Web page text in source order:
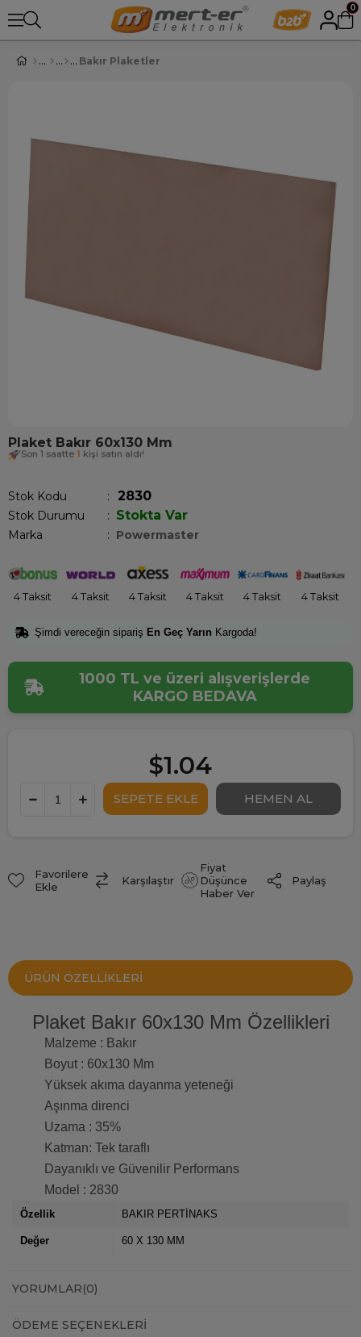
0
Bakır Plaketler
Plaket Bakır 60x130 Mm
Son 1 saatte 1 kişi satın aldı!
Stok Kodu 2830
Stok Durumu : Stokta Var
Marka : Powermaster
4 Taksit 4 Taksit 4 Taksit 4 Taksit 4 Taksit 4 Taksit
Şimdi vereceğin sipariş En Geç Yarın Kargoda!
1000 TL ve üzeri alışverişlerde
KARGO BEDAVA
$1.04
Favorilere
Ekle
Karşılaştır
Fiyat
Düşünce
Haber Ver
Paylaş
ÜRÜN ÖZELLIKLERI
Plaket Bakır 60x130 Mm Özellikleri
Malzeme : Bakır
Boyut : 60x130 Mm
Yüksek akıma dayanma yeteneği
Aşınma direnci
Uzama : 35%
Katman: Tek taraflı
Dayanıklı ve Güvenilir Performans
Model : 2830
Özellik BAKIR PERTİNAKS
Değer 60 X 130 MM
YORUMLAR(0)
ÖDEME SEÇENEKLERI